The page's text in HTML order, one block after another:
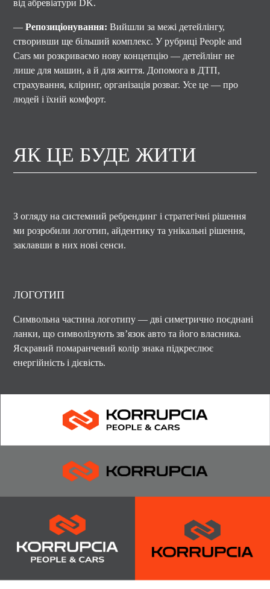
від абревіатури DK.
—Репозиціонування: Вийшли за межі детейлінгу,
створивши ще більший комплекс. У рубриці People and
Cars ми розкриваємо нову концепцію — детейлінг не
лише для машин, а й для життя. Допомога в ДТП,
страхування, кліринг, організація розваг. Усе це — про
людей і їхній комфорт.
ЯК ЦЕ БУДЕ ЖИТИ
З огляду на системний ребрендинг і стратегічні рішення
ми розробили логотип, айдентику та унікальні рішення,
заклавши в них нові сенси.
ЛОГОТИП
Символьна частина логотипу — дві симетрично поєднані
ланки, що символізують зв’язок авто та його власника.
Яскравий помаранчевий колір знака підкреслює
енергійність і дієвість.